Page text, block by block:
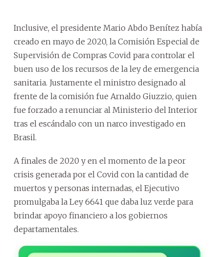
Inclusive, el presidente Mario Abdo Benítez había
creado en mayo de 2020, la Comisión Especial de
Supervisión de Compras Covid para controlar el
buen uso de los recursos de la ley de emergencia
sanitaria. Justamente el ministro designado al
frente de la comisión fue Arnaldo Giuzzio, quien
fue forzado a renunciar al Ministerio del Interior
tras el escándalo con un narco investigado en
Brasil.
A finales de 2020 y en el momento de la peor
crisis generada por el Covid con la cantidad de
muertos y personas internadas, el Ejecutivo
promulgaba la Ley 6641 que daba luz verde para
brindar apoyo financiero a los gobiernos
departamentales.